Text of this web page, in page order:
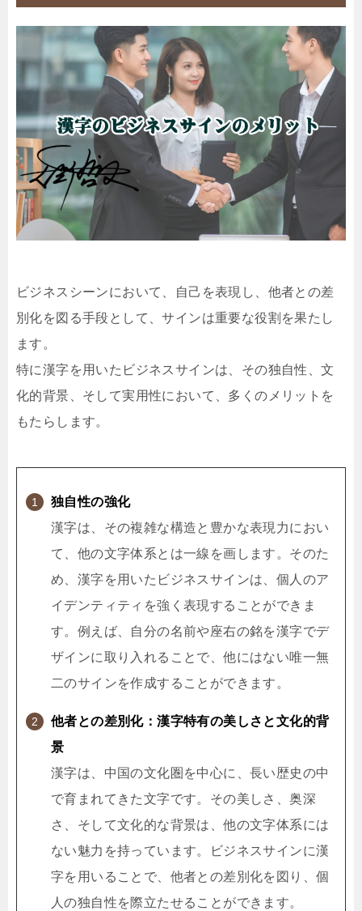
ビジネスシーンにおいて、自己を表現し、他者との差
別化を図る手段として、サインは重要な役割を果たし
ます。
特に漢字を用いたビジネスサインは、その独自性、文
化的背景、そして実用性において、多くのメリットを
もたらします。
独自性の強化
漢字は、その複雑な構造と豊かな表現力におい
て、他の文字体系とは一線を画します。そのた
め、漢字を用いたビジネスサインは、個人のア
イデンティティを強く表現することができま
す。例えば、自分の名前や座右の銘を漢字でデ
ザインに取り入れることで、他にはない唯一無
二のサインを作成することができます。
他者との差別化：漢字特有の美しさと文化的背
景
漢字は、中国の文化圏を中心に、長い歴史の中
で育まれてきた文字です。その美しさ、奥深
さ、そして文化的な背景は、他の文字体系には
ない魅力を持っています。ビジネスサインに漢
字を用いることで、他者との差別化を図り、個
人の独自性を際立たせることができます。